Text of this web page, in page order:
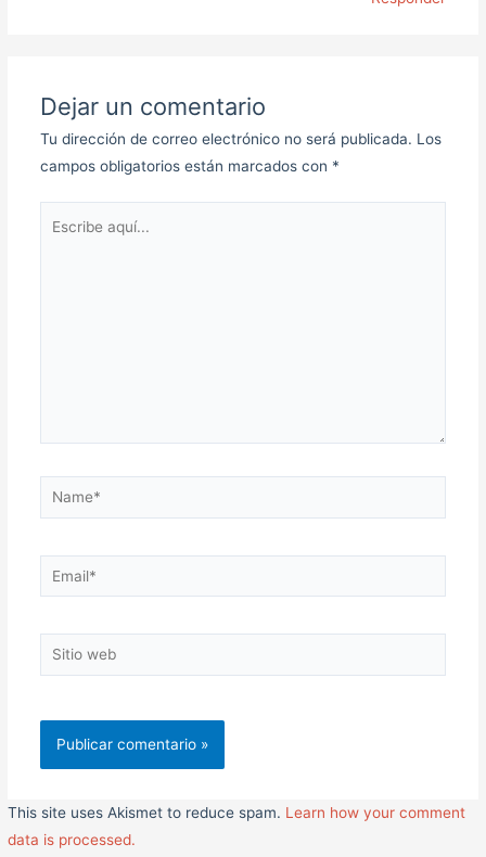
Dejar un comentario
Tu dirección de correo electrónico no será publicada. Los
campos obligatorios están marcados con *
Name*
Email*
Sitio
web
This site uses Akismet to reduce spam. Learn how your comment
data is processed.